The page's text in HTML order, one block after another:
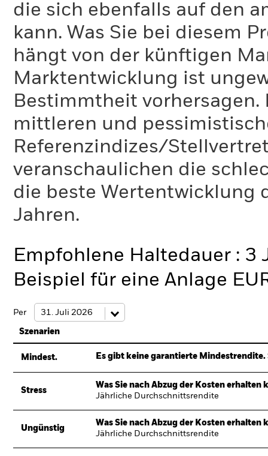
die sich ebenfalls auf den
kann. Was Sie bei diesem
hängt von der künftigen
Marktentwicklung ist
Bestimmtheit
mittleren und
Referenzindizes/
veranschaulichen die
die beste Wertentwicklung
Jahren.
Empfohlene Haltedauer : 3
Beispiel für eine Anlage
Per
Szenarien
Mindest. Es gibt keine garantierte
Stress
Was Sie nach Abzug der Kosten erhalten
Jährliche Durchschnittsrendite
Ungünstig
Was Sie nach Abzug der Kosten erhalten
Jährliche Durchschnittsrendite